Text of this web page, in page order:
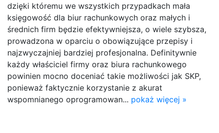
dzięki któremu we wszystkich przypadkach mała
księgowość dla biur rachunkowych oraz małych i
średnich firm będzie efektywniejsza, o wiele szybsza,
prowadzona w oparciu o obowiązujące przepisy i
najzwyczajniej bardziej profesjonalna. Definitywnie
każdy właściciel firmy oraz biura rachunkowego
powinien mocno doceniać takie możliwości jak SKP,
ponieważ faktycznie korzystanie z akurat
wspomnianego oprogramowan... pokaż więcej »